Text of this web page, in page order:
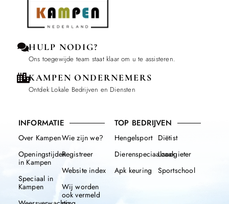
HULP NODIG?
Ons toegewijde team staat klaar om u te assisteren.
KAMPEN ONDERNEMERS
Ontdek Lokale Bedrijven en Diensten
INFORMATIE
Over Kampen
Openingstijden
in Kampen
Speciaal in
Kampen
Wie zijn we?
Registreer
Website index
Wij worden
ook vermeld
TOP BEDRIJVEN
Hengelsport
Dierenspeciaalzaak
Apk keuring
Diëtist
Loodgieter
Sportschool